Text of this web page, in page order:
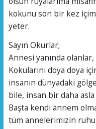
kokunu son bir kez
yeter.
​Sayın Okurlar;
Annesi yanında
Kokularını doya doya
insanın dünyadaki
bile, insan bir daha asla
​Başta kendi annem
tüm annelerimizin ruhu